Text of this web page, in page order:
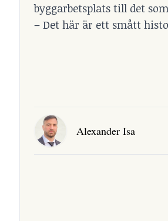
byggarbetsplats till det
– Det här är ett smått
Alexander Isa